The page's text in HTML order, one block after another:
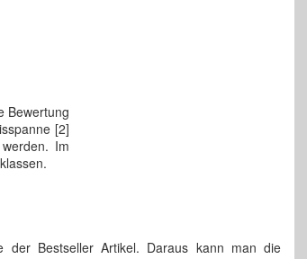
Bewertung
[2]
Im
der Bestseller Artikel. Daraus kann man die